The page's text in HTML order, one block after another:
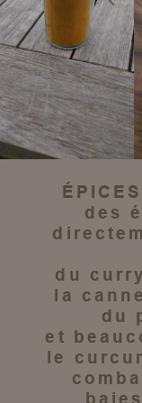
des
du
la
du
et
le